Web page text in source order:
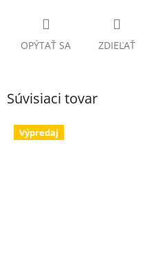
OPÝTAŤ SA ZDIEĽAŤ
Súvisiaci tovar
Výpredaj